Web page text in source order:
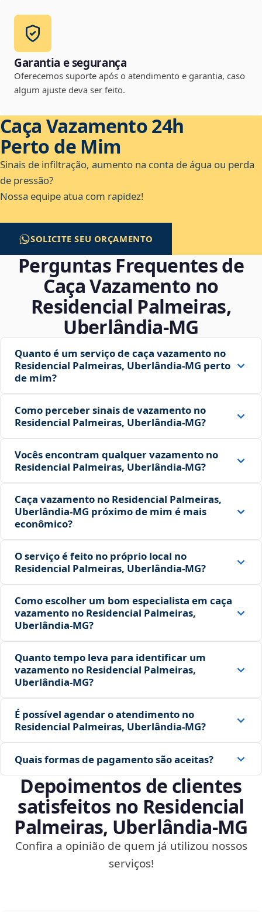
Garantia e segurança
Oferecemos suporte após o atendimento e garantia, caso
algum ajuste deva ser feito.
Caça Vazamento 24h
Perto de Mim
Sinais de infiltração, aumento na conta de água ou perda
de pressão?
Nossa equipe atua com rapidez!
SOLICITE SEU ORÇAMENTO
Perguntas Frequentes de
Caça Vazamento no
Residencial Palmeiras,
Uberlândia‑MG
Quanto é um serviço de caça vazamento no
Residencial Palmeiras, Uberlândia‑MG perto
de mim?
Como perceber sinais de vazamento no
Residencial Palmeiras, Uberlândia‑MG?
Vocês encontram qualquer vazamento no
Residencial Palmeiras, Uberlândia‑MG?
Caça vazamento no Residencial Palmeiras,
Uberlândia‑MG próximo de mim é mais
econômico?
O serviço é feito no próprio local no
Residencial Palmeiras, Uberlândia‑MG?
Como escolher um bom especialista em caça
vazamento no Residencial Palmeiras,
Uberlândia‑MG?
Quanto tempo leva para identificar um
vazamento no Residencial Palmeiras,
Uberlândia‑MG?
É possível agendar o atendimento no
Residencial Palmeiras, Uberlândia‑MG?
Quais formas de pagamento são aceitas?
Depoimentos de clientes
satisfeitos no Residencial
Palmeiras, Uberlândia‑MG
Confira a opinião de quem já utilizou nossos
serviços!